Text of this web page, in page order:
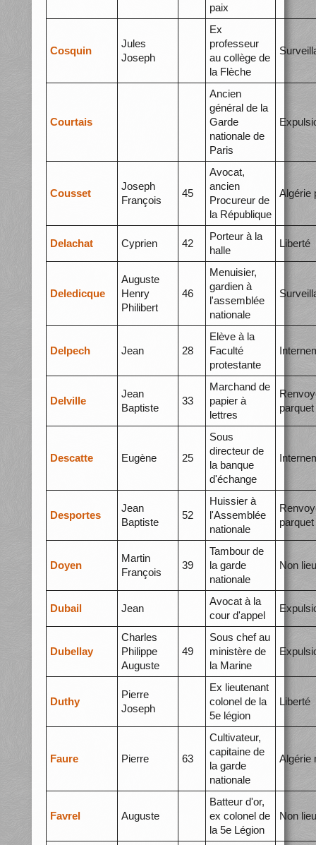
paix
Cosquin
Jules
Joseph
Ex
professeur
au collège de
la Flèche
Courtais
Ancien
général de la
Garde
nationale de
Paris
Cousset
Joseph
François
45
Avocat,
ancien
Procureur de
la République
Algérie
Delachat Cyprien 42
Porteur à la
halle
Liberté
Deledicque
Auguste
Henry
Philibert
46
Menuisier,
gardien à
l'assemblée
nationale
Delpech Jean 28
Elève à la
Faculté
protestante
Delville
Jean
Baptiste
33
Marchand de
papier à
lettres
parquet
Descatte Eugène 25
Sous
directeur de
la banque
d'échange
Desportes
Jean
Baptiste
52
Huissier à
l'Assemblée
nationale
parquet
Doyen
Martin
François
39
Tambour de
la garde
nationale
Non lieu
Dubail Jean
Avocat à la
cour d'appel
Dubellay
Charles
Philippe
Auguste
49
Sous chef au
ministère de
la Marine
Duthy
Pierre
Joseph
Ex lieutenant
colonel de la
5e légion
Liberté
Faure Pierre 63
Cultivateur,
capitaine de
la garde
nationale
Algérie
Favrel Auguste
Batteur d'or,
ex colonel de
la 5e Légion
Non lieu